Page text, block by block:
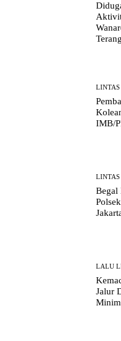
IMB/
Begal
LALU
Jalur
Minim